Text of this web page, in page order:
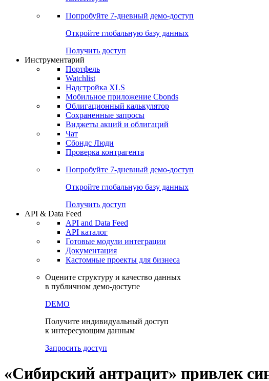
Прогнозы
Консенсус-прогнозы по отчетности
Консенсусы
Попробуйте7-дневный
Откройте глобальную базу данных
Получить доступ
Инструментарий
Портфель
Watchlist
Надстройка XLS
Мобильное приложение Cbonds
Облигационный калькулятор
Сохраненные запросы
Виджеты акций и облигаций
Чат
Сбондс Люди
Проверка контрагента
Попробуйте7-дневный
Откройте глобальную базу данных
Получить доступ
API & Data Feed
API and Data Feed
API каталог
Документация
Кастомные проекты для бизнеса
Оцените структуру и качество данных
в публичном демо-доступе
DEMO
Получите индивидуальный доступ